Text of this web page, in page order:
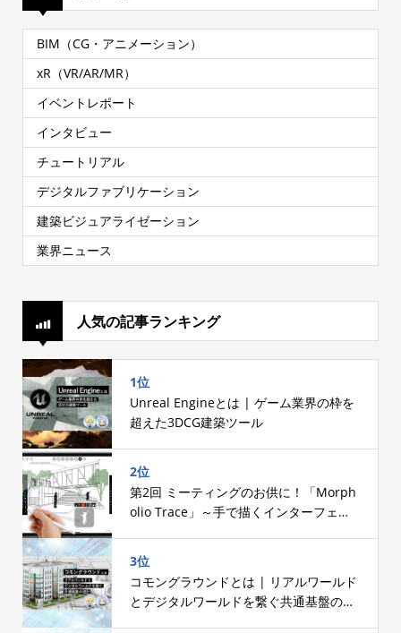
BIM（CG・アニメーション）
xR（VR/AR/MR）
イベントレポート
インタビュー
チュートリアル
デジタルファブリケーション
建築ビジュアライゼーション
業界ニュース
人気の記事ランキング
1位
Unreal Engineとは | ゲーム業界の枠を
超えた3DCG建築ツール
2位
第2回 ミーティングのお供に！「Morph
olio Trace」～手で描くインターフェー
3位
コモングラウンドとは | リアルワールド
とデジタルワールドを繋ぐ共通基盤の設